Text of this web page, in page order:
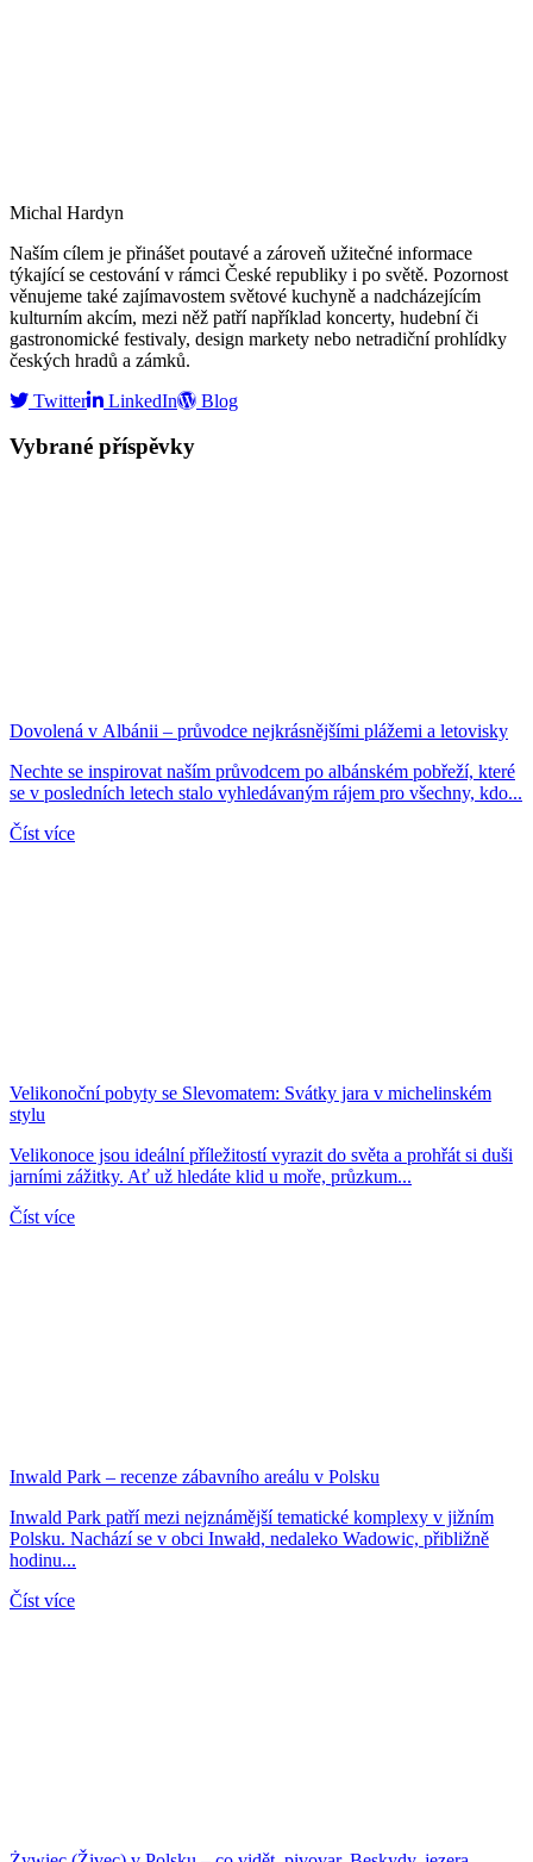
Michal Hardyn
Naším cílem je přinášet poutavé a zároveň užitečné informace
týkající se cestování v rámci České republiky i po světě. Pozornost
věnujeme také zajímavostem světové kuchyně a nadcházejícím
kulturním akcím, mezi něž patří například koncerty, hudební či
gastronomické festivaly, design markety nebo netradiční prohlídky
českých hradů a zámků.
Twitter
LinkedIn Blog
Vybrané příspěvky
Dovolená v Albánii – průvodce nejkrásnějšími plážemi a letovisky
Nechte se inspirovat naším průvodcem po albánském pobřeží, které
se v posledních letech stalo vyhledávaným rájem pro všechny, kdo...
Číst více
Velikonoční pobyty se Slevomatem: Svátky jara v michelinském
stylu
Velikonoce jsou ideální příležitostí vyrazit do světa a prohřát si duši
jarními zážitky. Ať už hledáte klid u moře, průzkum...
Číst více
Inwald Park – recenze zábavního areálu v Polsku
Inwald Park patří mezi nejznámější tematické komplexy v jižním
Polsku. Nachází se v obci Inwałd, nedaleko Wadowic, přibližně
hodinu...
Číst více